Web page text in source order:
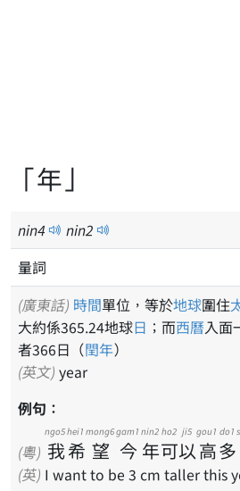
「年」
nin4 nin2
量詞
(廣東話) 時間單位，等於地球圍住
大約係365.24地球日 ；而西曆入面
者366日（閏年）
(英文) year
例句：
(粵) 我
ngo5
希
hei1
望
mong6
今
gam1
年
nin2
可
ho2
以
ji5
高
gou1
多
do1
(英) I want to be 3 cm taller this